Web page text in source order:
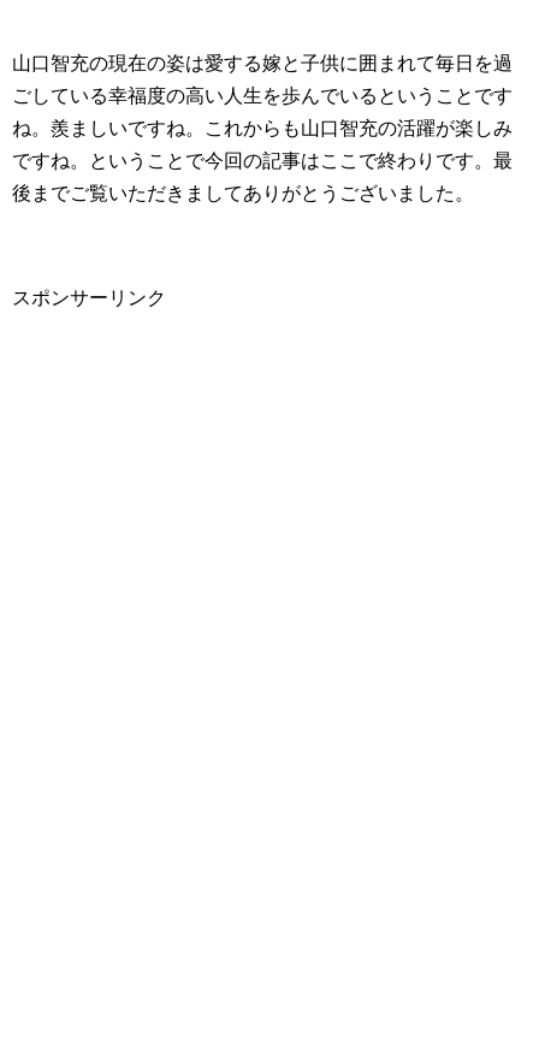
山口智充の現在の姿は愛する嫁と子供に囲まれて毎日を過
ごしている幸福度の高い人生を歩んでいるということです
ね。羨ましいですね。これからも山口智充の活躍が楽しみ
ですね。ということで今回の記事はここで終わりです。最
後までご覧いただきましてありがとうございました。
スポンサーリンク